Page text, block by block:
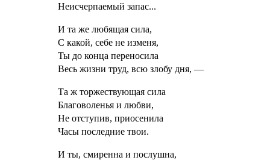
Неисчерпаемый запас...
И та же любящая сила,
С какой, себе не изменя,
Ты до конца переносила
Весь жизни труд, всю злобу дня, —
Та ж торжествующая сила
Благоволенья и любви,
Не отступив, приосенила
Часы последние твои.
И ты, смиренна и послушна,